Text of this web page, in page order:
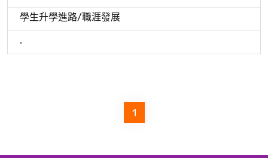
學生升學進路/職涯發展
.
1